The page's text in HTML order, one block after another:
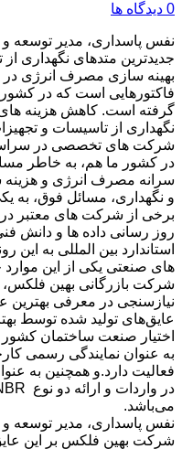
0 دیدگاه ها
نفس پاسداری، مدیر توسعه
جدیدترین متدهای نگهداری
بهینه سازی مصرف انرژی
فاکتورهایی است که در
گرفته است. کاهش هزینه
نگهداری از تاسیسات و
شرکت های تخصصی در سراسر
در کشور ما هم، به خاطر
سرانه مصرف انرژی و هزینه
و نگهداری، مسائل فوق، به
برخی از شرکت های معتبر
روز رسانی داده ها و دانش
استاندارد بین المللی به
های صنعتی یکی از این
شرکت بازرگانی بهین فلکس،
نیازسنجی در معرفی بهترین
عایق‌های تولید شده توسط
اختیار صنعت ساختمان
به عنوان نمایندگی رسمی
فعالیت دارد.و همچنین به
می‌باشد.
نفس پاسداری، مدیر توسعه و
شرکت بهین فلکس بر این